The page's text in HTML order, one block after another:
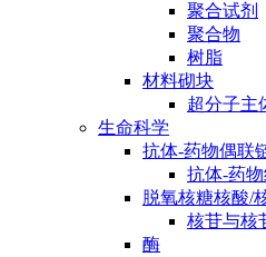
聚合试剂
聚合物
树脂
材料砌块
超分子主
生命科学
抗体-药物偶联
抗体-药
脱氧核糖核酸/
核苷与核
酶